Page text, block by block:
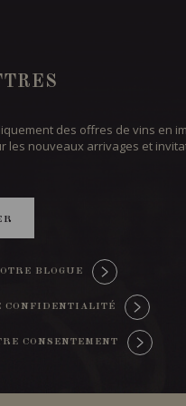
des offres de vins en
les nouveaux arrivages et
BLOGUE
CONFIDENTIALITÉ
CONSENTEMENT